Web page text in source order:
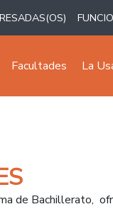
Facultades La
de Bachillerato,